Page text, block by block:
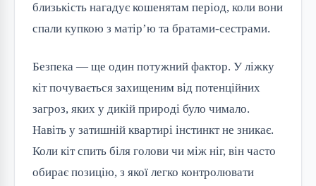
близькість нагадує кошенятам період, коли вони
спали купкою з матір’ю та братами-сестрами.
Безпека — ще один потужний фактор. У ліжку
кіт почувається захищеним від потенційних
загроз, яких у дикій природі було чимало.
Навіть у затишній квартирі інстинкт не зникає.
Коли кіт спить біля голови чи між ніг, він часто
обирає позицію, з якої легко контролювати